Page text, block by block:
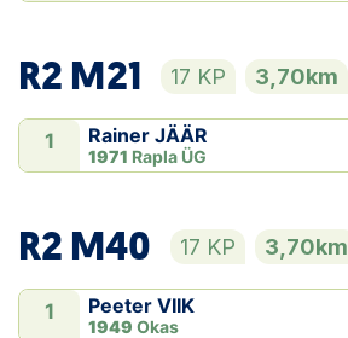
R2 M21 17 KP 3,70km
1 Rainer JÄÄR
1971 Rapla ÜG
R2 M40 17 KP 3,70km
1 Peeter VIIK
1949 Okas